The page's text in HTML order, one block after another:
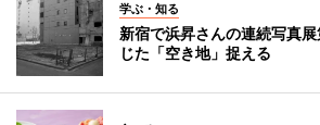
学ぶ・知る
新宿で浜昇さんの連続写真
じた「空き地」捉える